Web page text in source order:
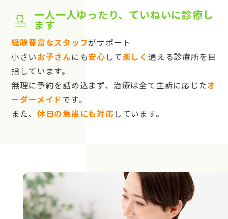
一人一人ゆったり、ていねいに診療し
ます
経験豊富なスタッフがサポート
小さいお子さんにも安心して楽しく 通える診療所を目
指しています。
無理に予約を詰め込まず、治療は全て主訴に応じたオ
ーダーメイドです。
また、 休日の急患にも対応しています。